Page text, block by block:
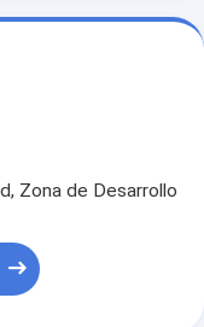
Zona de Desarrollo